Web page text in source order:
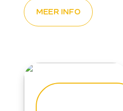
MEER INFO